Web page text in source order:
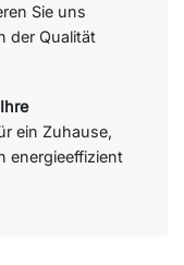
Sie uns
der Qualität
ein Zuhause,
energieeffizient